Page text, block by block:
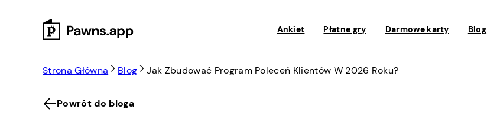
Ankiet Płatne gry Darmowe karty Blog
Strona Główna Blog Jak Zbudować Program Poleceń Klientów W 2026 Roku?
Powrót do bloga